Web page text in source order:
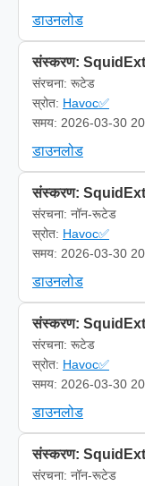
डाउनलोड
संस्करण:
संरचना: रूटेड
स्रोत: Havoc✅
समय: 2026-03-30
डाउनलोड
संस्करण:
संरचना: नॉन-रूटेड
स्रोत: Havoc✅
समय: 2026-03-30
डाउनलोड
संस्करण:
संरचना: रूटेड
स्रोत: Havoc✅
समय: 2026-03-30
डाउनलोड
संस्करण:
संरचना: नॉन-रूटेड